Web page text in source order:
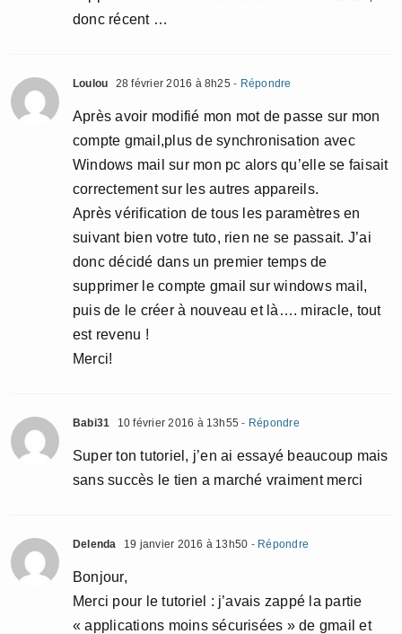
donc récent …
Loulou 28 février 2016 à 8h25 - Répondre
Après avoir modifié mon mot de passe sur mon
compte gmail,plus de synchronisation avec
Windows mail sur mon pc alors qu’elle se faisait
correctement sur les autres appareils.
Après vérification de tous les paramètres en
suivant bien votre tuto, rien ne se passait. J’ai
donc décidé dans un premier temps de
supprimer le compte gmail sur windows mail,
puis de le créer à nouveau et là…. miracle, tout
est revenu !
Merci!
Babi31 10 février 2016 à 13h55 - Répondre
Super ton tutoriel, j’en ai essayé beaucoup mais
sans succès le tien a marché vraiment merci
Delenda 19 janvier 2016 à 13h50 - Répondre
Bonjour,
Merci pour le tutoriel : j’avais zappé la partie
« applications moins sécurisées » de gmail et